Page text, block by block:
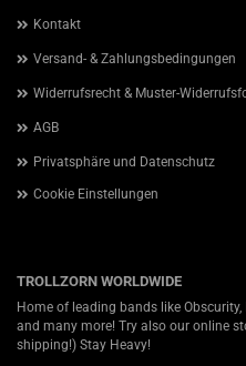
Kontakt
Versand- & Zahlungsbedingungen
Widerrufsrecht & Muster-
AGB
Privatsphäre und Datenschutz
Cookie Einstellungen
TROLLZORN WORLDWIDE
Home of leading bands like
and many more! Try also our online
shipping!) Stay Heavy!